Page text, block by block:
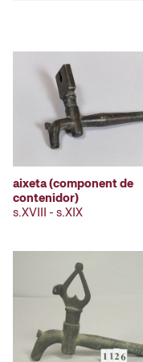
aixeta (component de
contenidor)
s.XVIII - s.XIX